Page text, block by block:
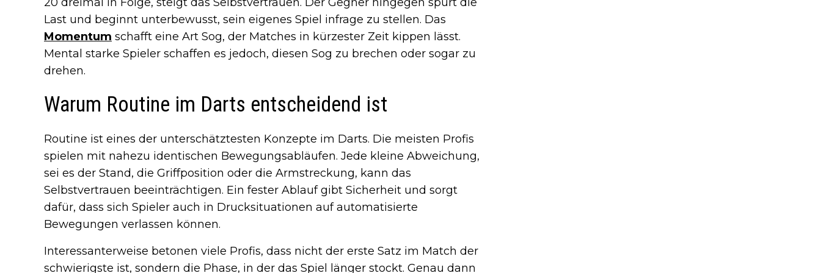
Last und beginnt unterbewusst, sein eigenes Spiel infrage zu stellen. Das
Momentum schafft eine Art Sog, der Matches in kürzester Zeit kippen lässt.
Mental starke Spieler schaffen es jedoch, diesen Sog zu brechen oder sogar zu
drehen.
Warum Routine im Darts entscheidend ist
Routine ist eines der unterschätztesten Konzepte im Darts. Die meisten Profis
spielen mit nahezu identischen Bewegungsabläufen. Jede kleine Abweichung,
sei es der Stand, die Griffposition oder die Armstreckung, kann das
Selbstvertrauen beeinträchtigen. Ein fester Ablauf gibt Sicherheit und sorgt
dafür, dass sich Spieler auch in Drucksituationen auf automatisierte
Bewegungen verlassen können.
Interessanterweise betonen viele Profis, dass nicht der erste Satz im Match der
schwierigste ist, sondern die Phase, in der das Spiel länger stockt. Genau dann